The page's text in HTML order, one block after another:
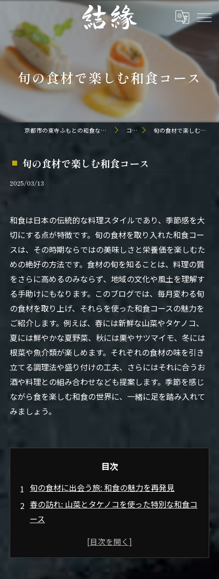
旬の食材で楽しむ和食コース
京都市の東寺ふもとの和食なら日本料理 結縁 コラム 旬の食材で楽しむ和食コース
旬の食材で楽しむ和食コース
2025/03/13
和食は日本の伝統的な料理スタイルであり、季節感を大
切にする点が特徴です。旬の食材を取り入れた和食コー
スは、その時期ならではの美味しさと栄養価を楽しむた
めの絶好の方法です。食材の旬を知ることは、料理の質
をさらに高めるのみならず、地域の文化や風土を理解す
る手助けにもなります。このブログでは、毎月変わる旬
の食材を取り上げ、それらを使った和食コースの魅力を
ご紹介します。例えば、春には新鮮な山菜やタケノコ、
夏には鮮やかな夏野菜、秋には栗やサツマイモ、冬には
根菜や魚介類が楽しめます。それぞれの食材の味を引き
立てる調理法や盛り付けの工夫、さらにはそれに合うお
酒や料理との組み合わせなども提案します。季節を感じ
ながら食を楽しむ和食の世界に、一緒に足を踏み入れて
みましょう。
目次
旬の食材に出会う旅: 和食の魅力を再発見
春の訪れ: 山菜とタケノコを使った特別な和食コ
ース
夏の色彩: 鮮やかな夏野菜が彩る和食の世界
冬の温もり: 根菜と魚介類の豊かなハーモニー